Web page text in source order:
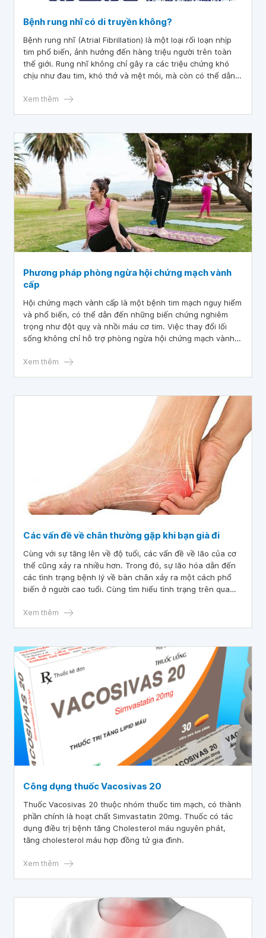
Bệnh rung nhĩ có di truyền không?
Bệnh rung nhĩ (Atrial Fibrillation) là một loại rối loạn nhịp
tim phổ biến, ảnh hưởng đến hàng triệu người trên toàn
thế giới. Rung nhĩ không chỉ gây ra các triệu chứng khó
chịu như đau tim, khó thở và mệt mỏi, mà còn có thể dẫn
trong những câu hỏi thường được đặt ra về bệnh rung nhĩ
Xem thêm
Phương pháp phòng ngừa hội chứng mạch vành
cấp
Hội chứng mạch vành cấp là một bệnh tim mạch nguy hiểm
và phổ biến, có thể dẫn đến những biến chứng nghiêm
trọng như đột quỵ và nhồi máu cơ tim. Việc thay đổi lối
sống không chỉ hỗ trợ phòng ngừa hội chứng mạch vành
gia tăng sức đề kháng, giảm nguy cơ mắc các bệnh khác
Xem thêm
Các vấn đề về chân thường gặp khi bạn già đi
Cùng với sự tăng lên về độ tuổi, các vấn đề về lão của cơ
thể cũng xảy ra nhiều hơn. Trong đó, sự lão hóa dẫn đến
các tình trạng bệnh lý về bàn chân xảy ra một cách phổ
biến ở người cao tuổi. Cùng tìm hiểu tình trạng trên qua
Xem thêm
Công dụng thuốc Vacosivas 20
Thuốc Vacosivas 20 thuộc nhóm thuốc tim mạch, có thành
phần chính là hoạt chất Simvastatin 20mg. Thuốc có tác
dụng điều trị bệnh tăng Cholesterol máu nguyên phát,
tăng cholesterol máu hợp đồng tử gia đình.
Xem thêm